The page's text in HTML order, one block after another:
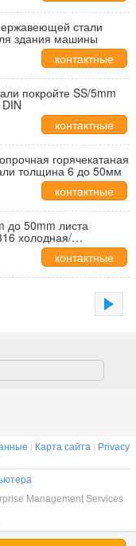
данные
стали
здания машины
контактные
данные
покройте SS/5mm
контактные
данные
горячекатаная
толщина 6 до 50мм
контактные
данные
до 50mm листа
холодная/
контактные
данные
Карта сайта
Privacy
Management Services